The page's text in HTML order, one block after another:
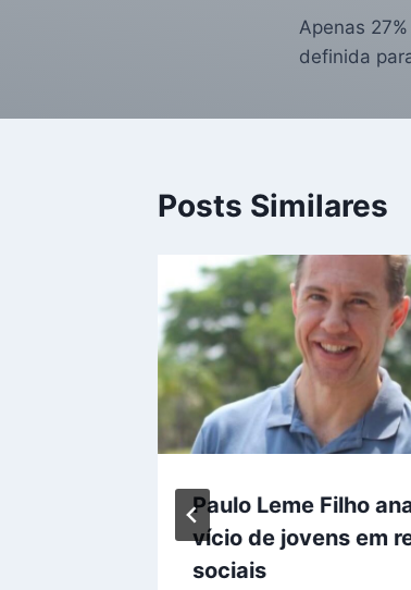
Apenas
definida
Posts Similares
Paulo Leme Filho
vício de jovens em
sociais